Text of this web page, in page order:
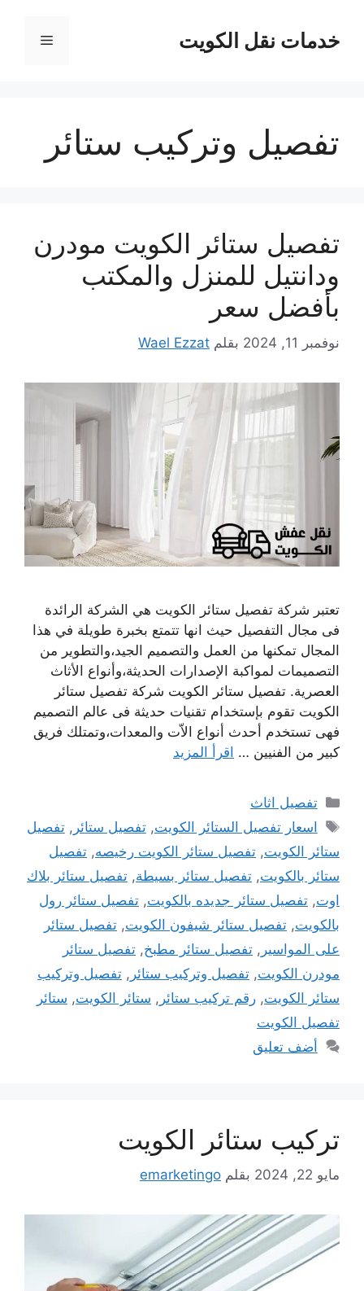
المحتوىخدمات نقل الكويت القائمة
تفصيل وتركيب ستائر
تفصيل ستائر الكويت مودرن
ودانتيل للمنزل والمكتب
بأفضل سعر
نوفمبر 11, 2024 بقلم Wael Ezzat
تعتبر شركة تفصيل ستائر الكويت هي الشركة الرائدة
فى مجال التفصيل حيث انها تتمتع بخبرة طويلة في هذا
المجال تمكنها من العمل والتصميم الجيد،والتطوير من
التصميمات لمواكبة الإصدارات الحديثة،وأنواع الأثاث
العصرية. تفصيل ستائر الكويت شركة تفصيل ستائر
الكويت تقوم بإستخدام تقنيات حديثة فى عالم التصميم
فهى تستخدم أحدث أنواع الاّت والمعدات،وتمتلك فريق
كبير من الفنيين … اقرأ المزيد
التصنيفات
تفصيل اثاث
الوسوم
اسعار تفصيل الستائر الكويت,تفصيل ستائر ,تفصيل
ستائر الكويت, تفصيل ستائر الكويت رخيصه, تفصيل
ستائر بالكويت, تفصيل ستائر بسيطة, تفصيل ستائر بلاك
اوت, تفصيل ستائر جديده بالكويت, تفصيل ستائر رول
بالكويت, تفصيل ستائر شيفون الكويت, تفصيل ستائر
على المواسير , تفصيل ستائر مطبخ, تفصيل ستائر
مودرن الكويت, تفصيل وتركيب ستائر , تفصيل وتركيب
ستائر الكويت, رقم تركيب ستائر , ستائر الكويت, ستائر
تفصيل الكويت
أضف تعليق
تركيب ستائر الكويت
مايو 22, 2024 بقلم emarketingo